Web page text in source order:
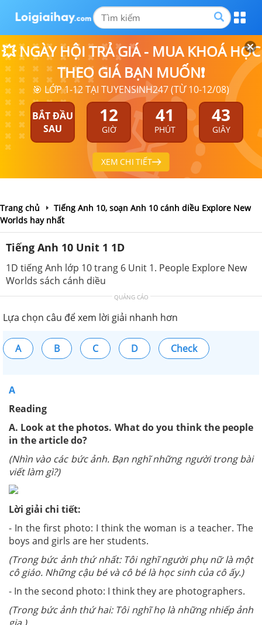
💥 NGÀY HỘI TRẢ GIÁ - MUA KHOÁ HỌC
THEO GIÁ BẠN MUỐN❗
🎯 LỚP 1-12 TẠI TUYENSINH247 (TỪ 10-12/08)
BẮT ĐẦU
SAU
12
GIỜ
41
PHÚT
42
GIÂY
XEM CHI TIẾT
Trang chủ
Tiếng Anh 10, soạn Anh 10 cánh diều Explore New
Worlds hay nhất
Tiếng Anh 10 Unit 1 1D
1D tiếng Anh lớp 10 trang 6 Unit 1. People Explore New
Worlds sách cánh diều
QUẢNG CÁO
Lựa chọn câu để xem lời giải nhanh hơn
A B C D Check
A
Reading
A. Look at the photos. What do you think the people
in the article do?
(Nhìn vào các bức ảnh. Bạn nghĩ những người trong bài
viết làm gì?)
Lời giải chi tiết:
- In the first photo: I think the woman is a teacher. The
boys and girls are her students.
(Trong bức ảnh thứ nhất: Tôi nghĩ người phụ nữ là một
cô giáo. Những cậu bé và cô bé là học sinh của cô ấy.)
- In the second photo: I think they are photographers.
(Trong bức ảnh thứ hai: Tôi nghĩ họ là những nhiếp ảnh